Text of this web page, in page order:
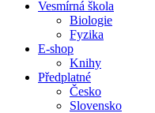
Vesmírná škola
Biologie
Fyzika
E-shop
Knihy
Předplatné
Česko
Slovensko